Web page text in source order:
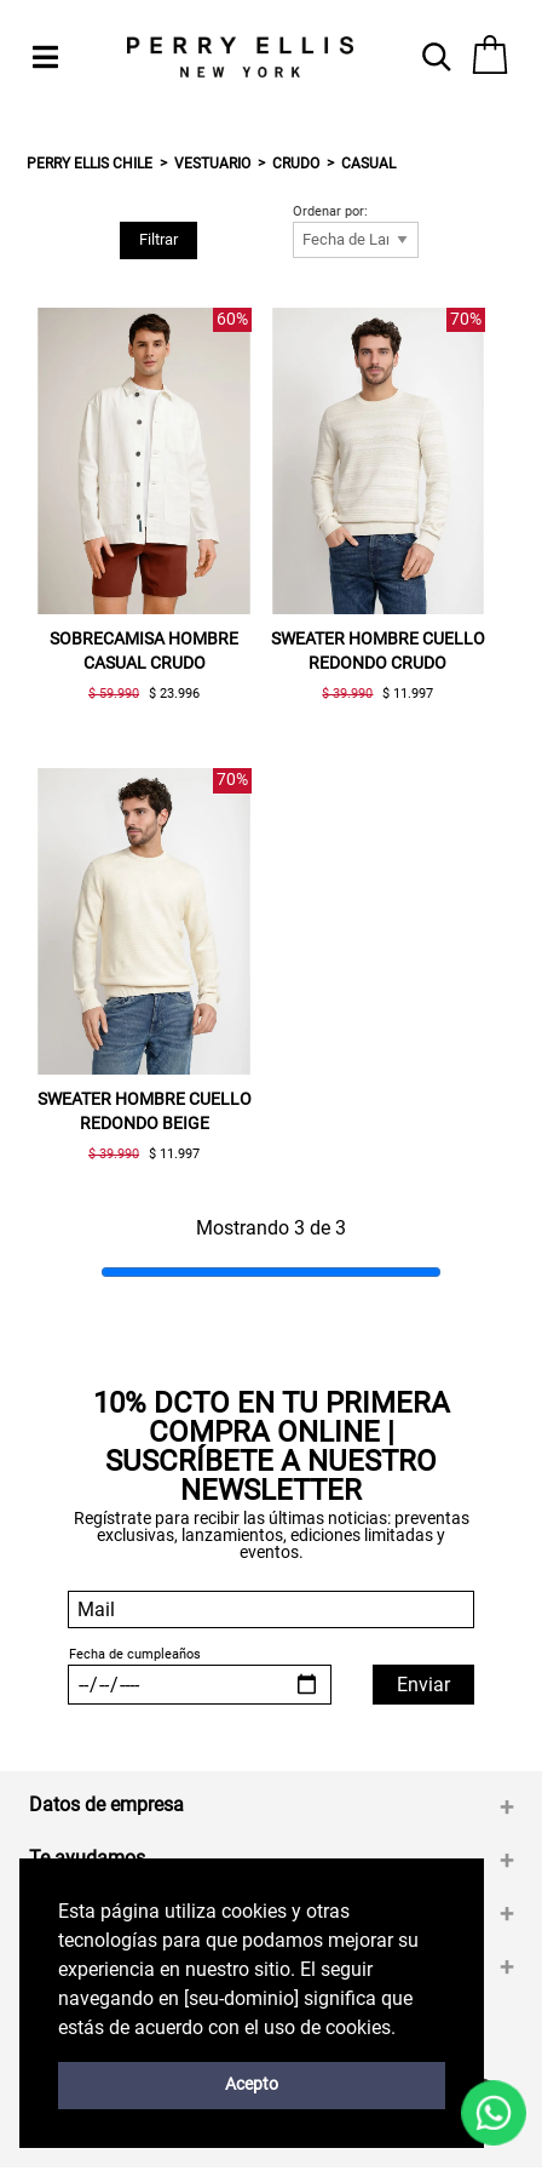
Esta página utiliza cookies y otras
tecnologías para que podamos mejorar su
experiencia en nuestro sitio. El seguir
navegando en perryellis.cl significa que estás
de acuerdo con el uso de cookies.
Acepto
Esta página utiliza cookies y otras
tecnologías para que podamos mejorar su
experiencia en nuestro sitio. El seguir
navegando en [seu-dominio] significa que
estás de acuerdo con el uso de cookies.
Acepto
PERRY ELLIS CHILE VESTUARIO CRUDO CASUAL
Filtrar
Ordenar por:
60%
SOBRECAMISA HOMBRE
CASUAL CRUDO
$ 59.990 $ 23.996
70%
SWEATER HOMBRE CUELLO
REDONDO CRUDO
$ 39.990 $ 11.997
70%
SWEATER HOMBRE CUELLO
REDONDO BEIGE
$ 39.990 $ 11.997
Mostrando 3 de 3
10% DCTO EN TU PRIMERA
COMPRA ONLINE |
SUSCRÍBETE A NUESTRO
NEWSLETTER
Regístrate para recibir las últimas noticias: preventas
exclusivas, lanzamientos, ediciones limitadas y
eventos.
Gracias por inscribirte!
Aquí esta tu cupón, usalo en tu siguiente
compra. Valido por 72 hrs.
Datos de empresa +
Te ayudamos +
Medios de pago +
Contáctanos +
Síguenos en nuestras RRSS
Trabaja con Nosotros